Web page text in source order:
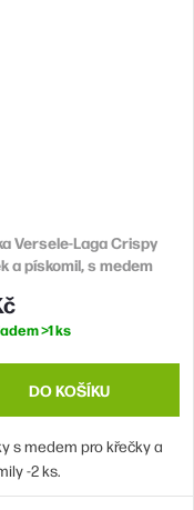
Versele-Laga Crispy
a pískomil, s medem
>1 ks
DO KOŠÍKU
s medem pro křečky a
-2 ks.